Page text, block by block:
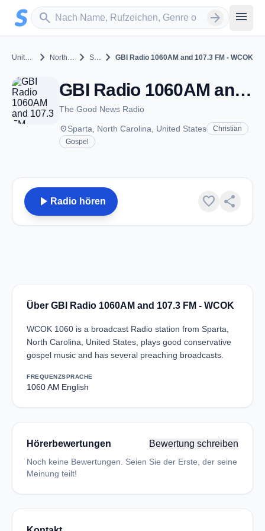
Zum Hauptinhalt springen
search
Sender suchen arrow_forward menu
United States chevron_right North Carolina chevron_right Sparta chevron_right GBI Radio 1060AM and 107.3 FM - WCOK
GBI Radio 1060AM and 107.3 FM - WCOK - AM 1060 - Sparta, NC
The Good News Radio
placeSparta, North Carolina, United States
Christian
Gospel
play_arrow Radio hören favorite share
Über GBI Radio 1060AM and 107.3 FM - WCOK
WCOK 1060 is a broadcast Radio station from Sparta,
North Carolina, United States, plays good conservative
gospel music and has several preaching broadcasts.
FREQUENZ
1060 AM
SPRACHE
English
Hörerbewertungen Bewertung schreiben
Noch keine Bewertungen. Seien Sie der Erste, der seine
Meinung teilt!